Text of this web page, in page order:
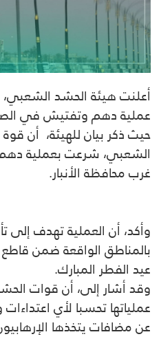
أعلنت هيئة الحشد الشعبي،
عملية دهم وتفتيش في
الشعبي، شرعت بعملية
غرب محافظة الأنبار.
وأكد، أن العملية تهدف إلى
بالمناطق الواقعة ضمن
عيد الفطر المبارك.
وقد أشار إلى، أن قوات
عملياتها تحسبا لأي
عن مضافات يتخذها